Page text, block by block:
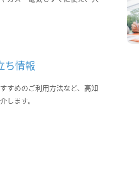
ち情報
すめのご利用方法など、高知
します。